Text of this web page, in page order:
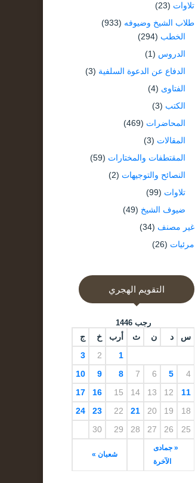
تلاوات (23)
طلاب الشيخ وضيوفه (933)
الخطب (294)
الدروس (1)
الدفاع عن الدعوة السلفية (3)
الفتاوى (4)
الكتب (3)
المحاضرات (469)
المقالات (3)
المقتطفات والمختارات (59)
النصائح والتوجيهات (2)
تلاوات (99)
ضيوف الشيخ (49)
غير مصنف (34)
مرئيات (26)
التقويم الهجري
رجب 1446
س د ن ث أرب خ ج
« جمادى
الآخرة
شعبان »
1
2
3
4
5
6
7
8
9
10
11
12
13
14
15
16
17
18
19
20
21
22
23
24
25
26
27
28
29
30